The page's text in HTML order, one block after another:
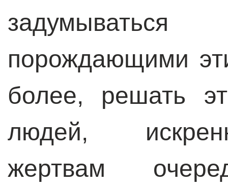
порождающими
более, решать
людей,
жертвам